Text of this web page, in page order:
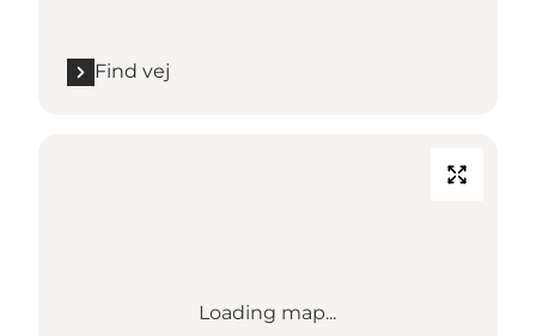
Find vej
Loading map...